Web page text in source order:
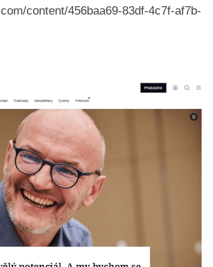
content/456baa69-83df-4c7f-af7b-